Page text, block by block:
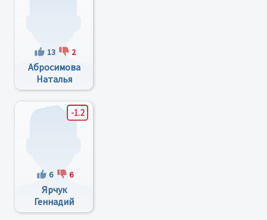
13 2
Абросимова
Наталья
Васильевна
-1.2
6 6
Ярчук
Геннадий
Васильевич